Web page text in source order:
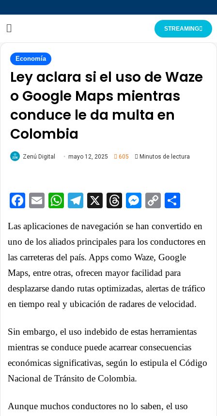
STREAMING
Economía
Ley aclara si el uso de Waze
o Google Maps mientras
conduce le da multa en
Colombia
Zenú Digital mayo 12, 2025 605 Minutos de lectura
Facebook
EmailWhatsApp
Telegram
X ThreadsCopy
Las aplicaciones de navegación se han convertido en
uno de los aliados principales para los conductores en
las carreteras del país. Apps como Waze, Google
Maps, entre otras, ofrecen mayor facilidad para
desplazarse dando rutas optimizadas, alertas de tráfico
en tiempo real y ubicación de radares de velocidad.
Sin embargo, el uso indebido de estas herramientas
mientras se conduce puede acarrear consecuencias
económicas significativas, según lo estipula el Código
Nacional de Tránsito de Colombia.
Aunque muchos conductores no lo saben, el uso